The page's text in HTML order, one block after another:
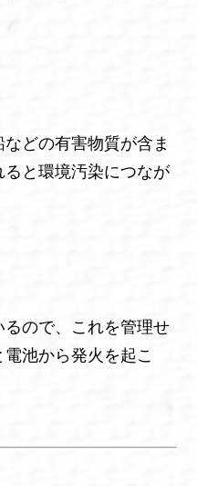
どの有害物質が含ま
と環境汚染につなが
ので、これを管理せ
池から発火を起こ